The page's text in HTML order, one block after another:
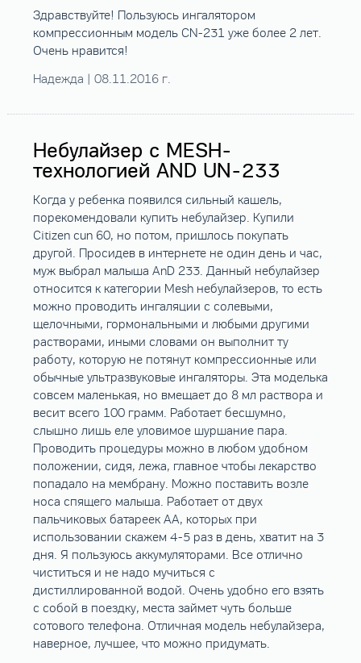
Здравствуйте! Пользуюсь ингалятором
компрессионным модель CN-231 уже более 2 лет.
Очень нравится!
Надежда | 08.11.2016 г.
Небулайзер с MESH-
технологией AND UN-233
Когда у ребенка появился сильный кашель,
порекомендовали купить небулайзер. Купили
Citizen cun 60, но потом, пришлось покупать
другой. Просидев в интернете не один день и час,
муж выбрал малыша AnD 233. Данный небулайзер
относится к категории Mesh небулайзеров, то есть
можно проводить ингаляции с солевыми,
щелочными, гормональными и любыми другими
растворами, иными словами он выполнит ту
работу, которую не потянут компрессионные или
обычные ультразвуковые ингаляторы. Эта моделька
совсем маленькая, но вмещает до 8 мл раствора и
весит всего 100 грамм. Работает бесшумно,
слышно лишь еле уловимое шуршание пара.
Проводить процедуры можно в любом удобном
положении, сидя, лежа, главное чтобы лекарство
попадало на мембрану. Можно поставить возле
носа спящего малыша. Работает от двух
пальчиковых батареек АA, которых при
использовании скажем 4-5 раз в день, хватит на 3
дня. Я пользуюсь аккумуляторами. Все отлично
чиститься и не надо мучиться с
дистиллированной водой. Очень удобно его взять
с собой в поездку, места займет чуть больше
сотового телефона. Отличная модель небулайзера,
наверное, лучшее, что можно придумать.